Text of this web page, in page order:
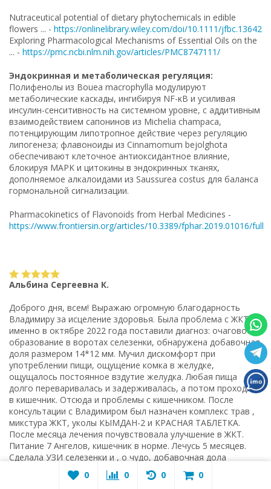
Nutraceutical potential of dietary phytochemicals in edible
flowers ... - https://onlinelibrary.wiley.com/doi/10.1111/jfbc.13642
Exploring Pharmacological Mechanisms of Essential Oils on the
... - https://pmc.ncbi.nlm.nih.gov/articles/PMC8747111/
Эндокринная и метаболическая регуляция:
Полифенолы из Bouea macrophylla модулируют
метаболические каскады, ингибируя NF-κB и усиливая
инсулин-сенситивность на системном уровне, с аддитивным
взаимодействием сапонинов из Michelia champaca,
потенцирующим липотропное действие через регуляцию
липогенеза; флавоноиды из Cinnamomum bejolghota
обеспечивают клеточное антиоксидантное влияние,
блокируя MAPK и цитокины в эндокринных тканях,
дополняемое алкалоидами из Saussurea costus для баланса
гормональной сигнализации.
Pharmacokinetics of Flavonoids from Herbal Medicines -
https://www.frontiersin.org/articles/10.3389/fphar.2019.01016/full
Альбина Сергеевна К.
Доброго дня, всем! Выражаю огромную благодарность
Владимиру за исцеление здоровья. Была проблема с ЖКТ, а
именно в октябре 2022 года поставили диагноз: очаговое
образование в воротах селезенки, обнаружена добавочная
доля размером 14*12 мм. Мучил дискомфорт при
употреблении пищи, ощущение комка в желудке,
ощущалось постоянное вздутие желудка. Любая пища
долго переваривалась и задерживалась, а потом проходила
в кишечник. Отсюда и проблемы с кишечником. После
консультации с Владимиром был назначен комплекс трав ,
микстура ЖКТ, уколы КЫМДАН-2 и КРАСНАЯ ТАБЛЕТКА.
После месяца лечения почувствовала улучшение в ЖКТ.
Питание 7 Ангелов, кишечник в норме. Лечусь 5 месяцев.
Сделала УЗИ селезенки и , о чудо, добавочная дола
исчезла. Селезенка в полном порядке. Курс назначен на 6
месяцев. Допиваю остальные травы, чтобы закрепить
0 0 0 0